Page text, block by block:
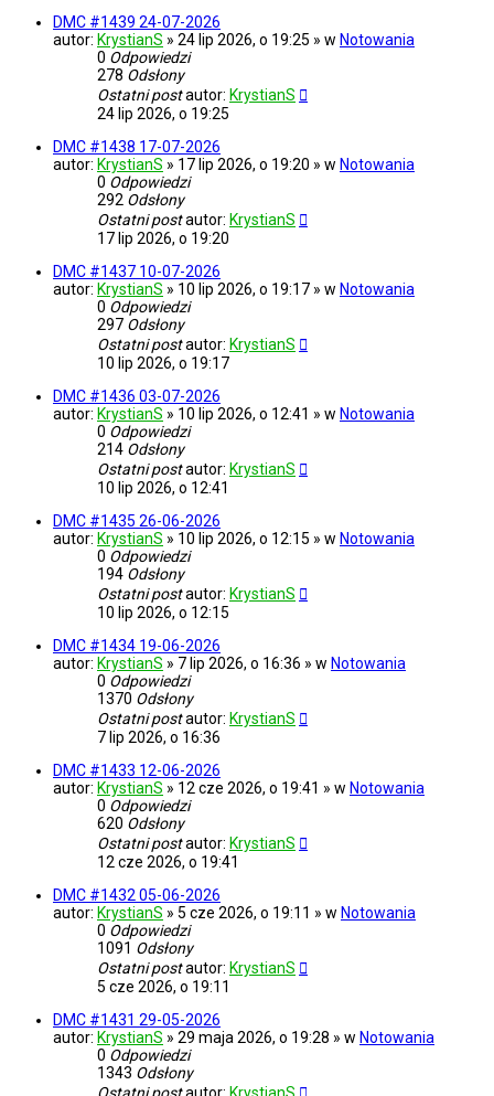
DMC #1439 24-07-2026
autor: KrystianS » 24 lip 2026, o 19:25 » w Notowania
0 Odpowiedzi
278 Odsłony
Ostatni postautor: KrystianS
24 lip 2026, o 19:25
DMC #1438 17-07-2026
autor: KrystianS » 17 lip 2026, o 19:20 » w Notowania
0 Odpowiedzi
292 Odsłony
Ostatni postautor: KrystianS
17 lip 2026, o 19:20
DMC #1437 10-07-2026
autor: KrystianS » 10 lip 2026, o 19:17 » w Notowania
0 Odpowiedzi
297 Odsłony
Ostatni postautor: KrystianS
10 lip 2026, o 19:17
DMC #1436 03-07-2026
autor: KrystianS » 10 lip 2026, o 12:41 » w Notowania
0 Odpowiedzi
214 Odsłony
Ostatni postautor: KrystianS
10 lip 2026, o 12:41
DMC #1435 26-06-2026
autor: KrystianS » 10 lip 2026, o 12:15 » w Notowania
0 Odpowiedzi
194 Odsłony
Ostatni postautor: KrystianS
10 lip 2026, o 12:15
DMC #1434 19-06-2026
autor: KrystianS » 7 lip 2026, o 16:36 » w Notowania
0 Odpowiedzi
1370 Odsłony
Ostatni postautor: KrystianS
7 lip 2026, o 16:36
DMC #1433 12-06-2026
autor: KrystianS » 12 cze 2026, o 19:41 » w Notowania
0 Odpowiedzi
620 Odsłony
Ostatni postautor: KrystianS
12 cze 2026, o 19:41
DMC #1432 05-06-2026
autor: KrystianS » 5 cze 2026, o 19:11 » w Notowania
0 Odpowiedzi
1091 Odsłony
Ostatni postautor: KrystianS
5 cze 2026, o 19:11
DMC #1431 29-05-2026
autor: KrystianS » 29 maja 2026, o 19:28 » w Notowania
0 Odpowiedzi
1343 Odsłony